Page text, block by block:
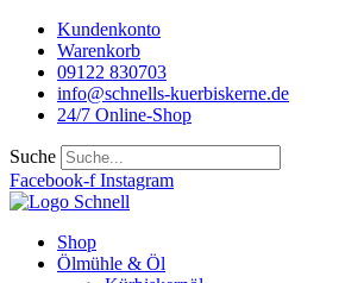
Kundenkonto
Warenkorb
09122 830703
info@schnells-kuerbiskerne.de
24/7 Online-Shop
Suche
Facebook-f Instagram
Shop
Ölmühle & Öl